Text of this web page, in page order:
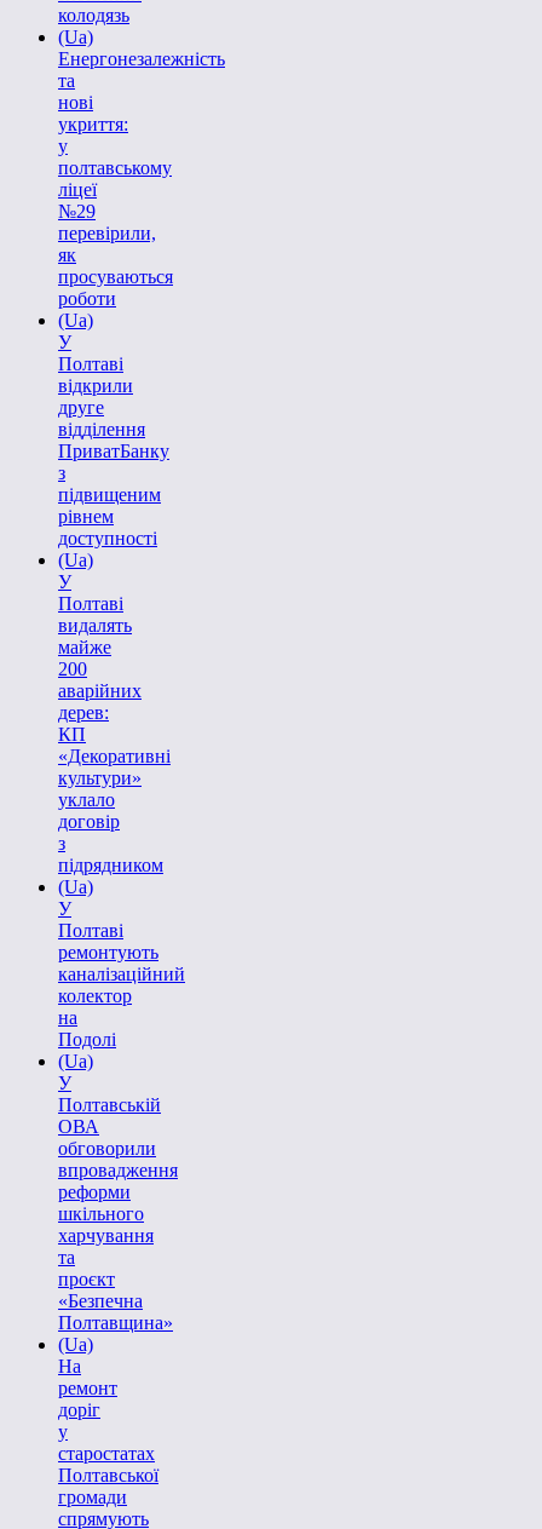
колодязь
(Ua)
Енергонезалежність
та
нові
укриття:
у
полтавському
ліцеї
№29
перевірили,
як
просуваються
роботи
(Ua)
У
Полтаві
відкрили
друге
відділення
ПриватБанку
з
підвищеним
рівнем
доступності
(Ua)
У
Полтаві
видалять
майже
200
аварійних
дерев:
КП
«Декоративні
культури»
уклало
договір
з
підрядником
(Ua)
У
Полтаві
ремонтують
каналізаційний
колектор
на
Подолі
(Ua)
У
Полтавській
ОВА
обговорили
впровадження
реформи
шкільного
харчування
та
проєкт
«Безпечна
Полтавщина»
(Ua)
На
ремонт
доріг
у
старостатах
Полтавської
громади
спрямують